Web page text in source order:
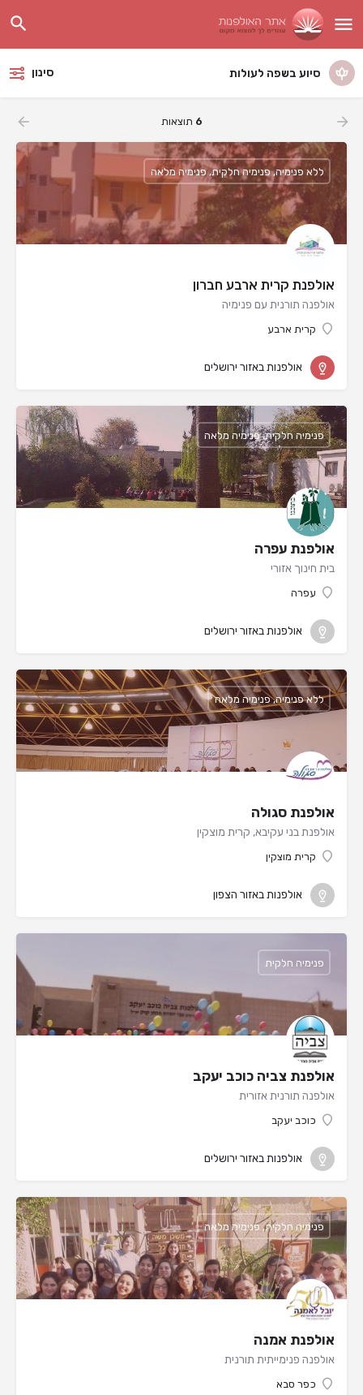
סיוע בשפה לעולות סינון
6 תוצאות
אולפנת קרית ארבע חברון
אולפנה תורנית עם פנימיה
קרית ארבע
ללא פנימיה, פנימיה חלקית, פנימיה מלאה
אולפנות באזור ירושלים
אולפנת עפרה
בית חינוך אזורי
עפרה
פנימיה חלקית, פנימיה מלאה
אולפנות באזור ירושלים
אולפנת סגולה
אולפנת בני עקיבא, קרית מוצקין
קרית מוצקין
ללא פנימיה, פנימיה מלאה
אולפנות באזור הצפון
אולפנת צביה כוכב יעקב
אולפנה תורנית אזורית
כוכב יעקב
פנימיה חלקית
אולפנות באזור ירושלים
אולפנת אמנה
אולפנה פנימייתית תורנית
כפר סבא
פנימיה חלקית, פנימיה מלאה